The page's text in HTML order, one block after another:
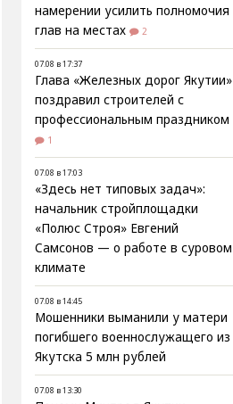
намерении усилить полномочия
глав на местах
2
07.08 в 17:37
Глава «Железных дорог Якутии»
поздравил строителей с
профессиональным праздником
1
07.08 в 17:03
«Здесь нет типовых задач»:
начальник стройплощадки
«Полюс Строя» Евгений
Самсонов — о работе в суровом
климате
07.08 в 14:45
Мошенники выманили у матери
погибшего военнослужащего из
Якутска 5 млн рублей
07.08 в 13:30